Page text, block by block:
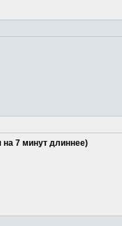
на 7 минут длиннее)